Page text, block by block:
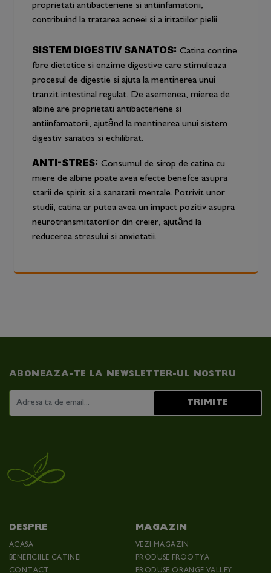
proprietati antibacteriene si antiinfamatorii,
contribuind la tratarea acneei si a iritatiilor pielii.
SISTEM DIGESTIV SANATOS: Catina contine
fbre dietetice si enzime digestive care stimuleaza
procesul de digestie si ajuta la mentinerea unui
tranzit intestinal regulat. De asemenea, mierea de
albine are proprietati antibacteriene si
antiinfamatorii, ajutând la mentinerea unui sistem
digestiv sanatos si echilibrat.
ANTI-STRES: Consumul de sirop de catina cu
miere de albine poate avea efecte benefce asupra
starii de spirit si a sanatatii mentale. Potrivit unor
studii, catina ar putea avea un impact pozitiv asupra
neurotransmitatorilor din creier, ajutând la
reducerea stresului si anxietatii.
ABONEAZA-TE LA NEWSLETTER-UL NOSTRU
TRIMITE
DESPRE
ACASA
BENEFICIILE CATINEI
CONTACT
MAGAZIN
VEZI MAGAZIN
PRODUSE FROOTYA
PRODUSE ORANGE VALLEY